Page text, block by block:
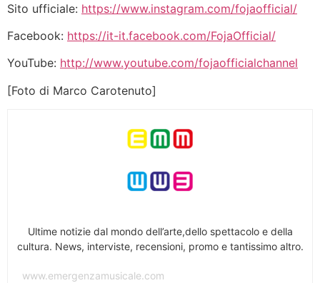
Sito ufficiale: https://www.instagram.com/fojaofficial/
Facebook: https://it-it.facebook.com/FojaOfficial/
YouTube: http://www.youtube.com/fojaofficialchannel
[Foto di Marco Carotenuto]
Ultime notizie dal mondo dell’arte,dello spettacolo e della
cultura. News, interviste, recensioni, promo e tantissimo altro.
www.emergenzamusicale.com